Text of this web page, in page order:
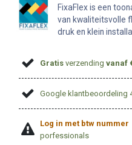
FixaFlex is een
van kwaliteitsvolle
druk en klein
Gratis verzendingvanaf
Google klantbeoordeling
Log in met btw nummer
porfessionals